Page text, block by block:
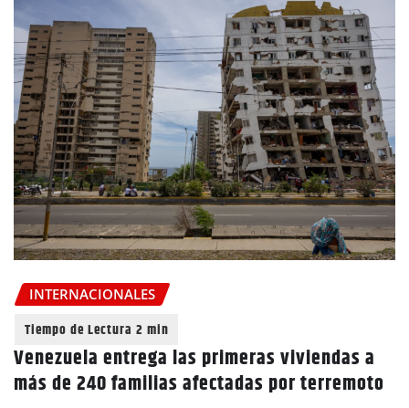
INTERNACIONALES
Venezuela entrega las primeras viviendas a
más de 240 familias afectadas por terremoto